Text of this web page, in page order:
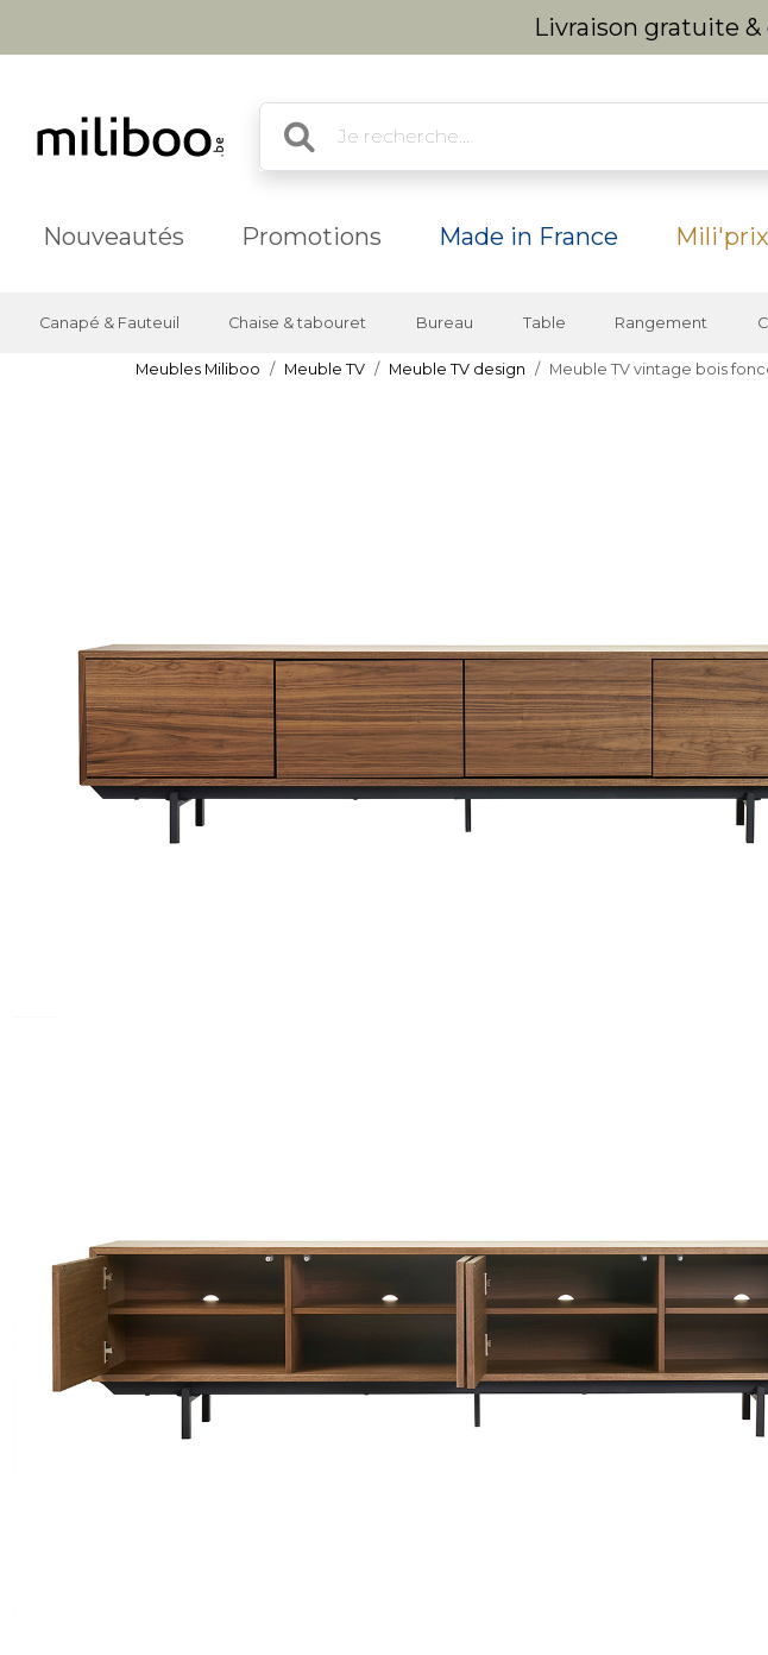
Livraison gratuite
Nouveautés Promotions Made in France Mili'prix
Canapé & Fauteuil Chaise & tabouret Bureau Table Rangement
Meubles Miliboo Meuble TV Meuble TV design Meuble TV vintage bois